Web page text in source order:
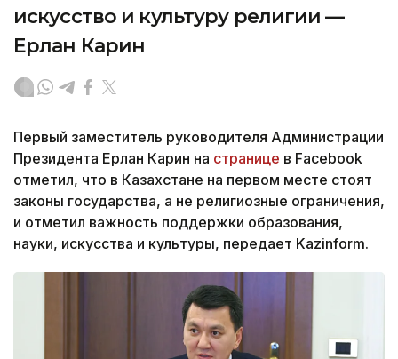
искусство и культуру религии —
Ерлан Карин
Первый заместитель руководителя Администрации
Президента Ерлан Карин на странице в Facebook
отметил, что в Казахстане на первом месте стоят
законы государства, а не религиозные ограничения,
и отметил важность поддержки образования,
науки, искусства и культуры, передает Kazinform.